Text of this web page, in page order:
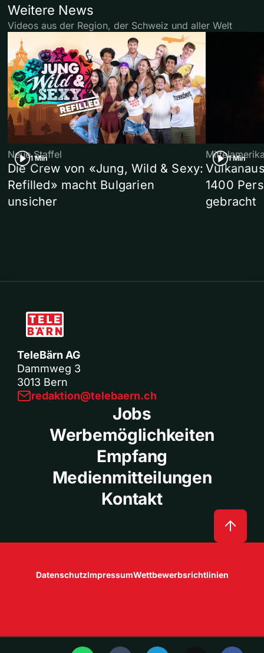
Weitere News
Videos aus der Region, der Schweiz und aller Welt
1 Min
Neue Staffel
Die Crew von «Jung, Wild & Sexy:
Refilled» macht Bulgarien
unsicher
1 Min
1400
gebracht
TeleBärn AG
Dammweg 3
3013 Bern
redaktion@telebaern.ch
Jobs
Werbemöglichkeiten
Empfang
Medienmitteilungen
Kontakt
DatenschutzImpressumWettbewerbsrichtlinien